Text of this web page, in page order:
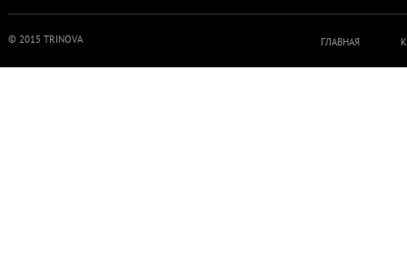
ГЛАВНАЯ
© 2015 TRINOVA